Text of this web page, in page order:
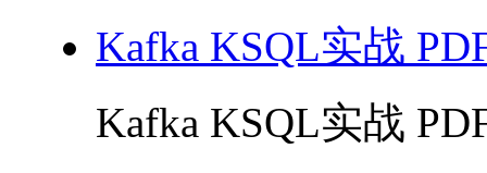
Kafka KSQL实战
Kafka KSQL实战